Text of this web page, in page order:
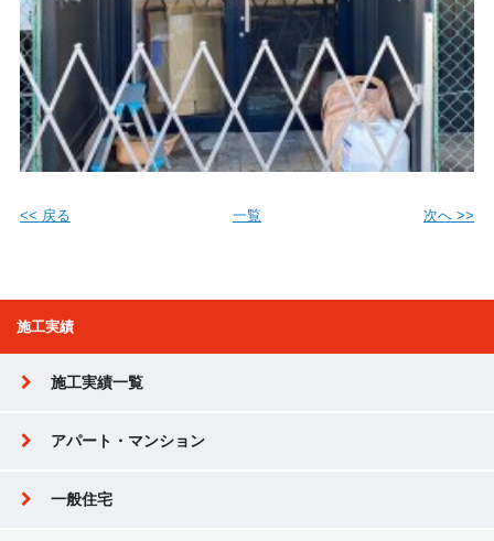
<< 戻る 一覧 次へ >>
施工実績
施工実績一覧
アパート・マンション
一般住宅